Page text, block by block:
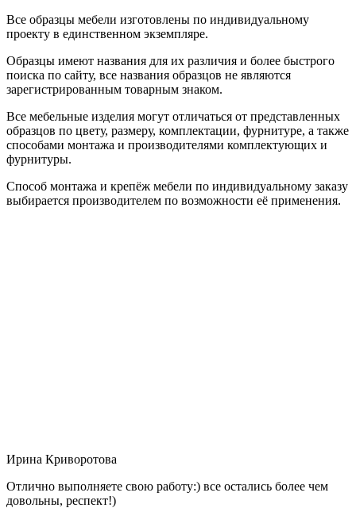
Все образцы мебели изготовлены по индивидуальному
проекту в единственном экземпляре.
Образцы имеют названия для их различия и более быстрого
поиска по сайту, все названия образцов не являются
зарегистрированным товарным знаком.
Все мебельные изделия могут отличаться от представленных
образцов по цвету, размеру, комплектации, фурнитуре, а также
способами монтажа и производителями комплектующих и
фурнитуры.
Способ монтажа и крепёж мебели по индивидуальному заказу
выбирается производителем по возможности её применения.
Ирина Криворотова
Отлично выполняете свою работу:) все остались более чем
довольны, респект!)